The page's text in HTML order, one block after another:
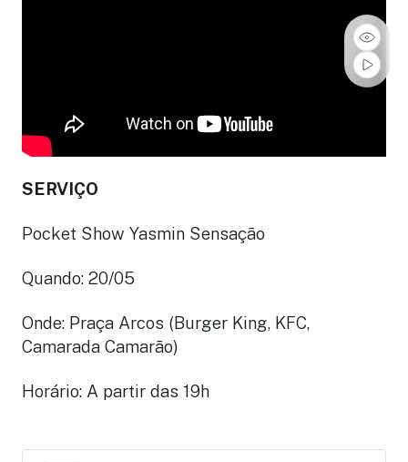
SERVIÇO
Pocket Show Yasmin Sensação
Quando: 20/05
Onde: Praça Arcos (Burger King, KFC,
Camarada Camarão)
Horário: A partir das 19h